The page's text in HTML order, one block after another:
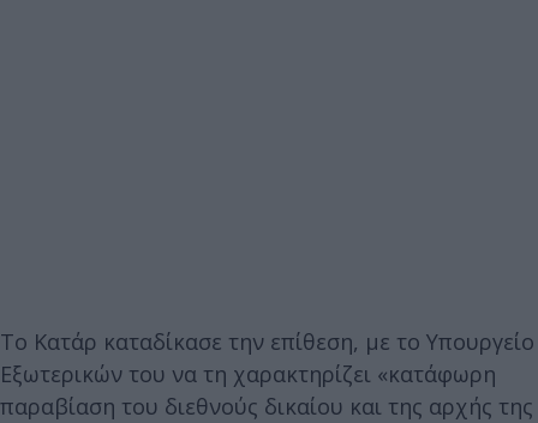
Το Κατάρ καταδίκασε την επίθεση, με το Υπουργείο
Εξωτερικών του να τη χαρακτηρίζει «κατάφωρη
παραβίαση του διεθνούς δικαίου και της αρχής της